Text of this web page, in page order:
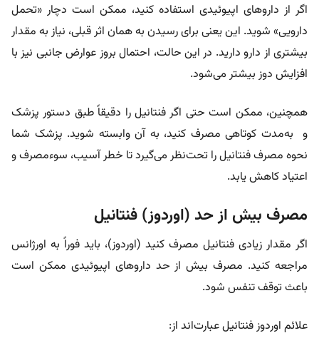
اگر از داروهای اپیوئیدی استفاده کنید، ممکن است دچار «تحمل
دارویی» شوید. این یعنی برای رسیدن به همان اثر قبلی، نیاز به مقدار
بیشتری از دارو دارید. در این حالت، احتمال بروز عوارض جانبی نیز با
افزایش دوز بیشتر می‌شود.
همچنین، ممکن است حتی اگر فنتانیل را دقیقاً طبق دستور پزشک
و به‌مدت کوتاهی مصرف کنید، به آن وابسته شوید. پزشک شما
نحوه مصرف فنتانیل را تحت‌نظر می‌گیرد تا خطر آسیب، سوءمصرف و
اعتیاد کاهش یابد.
مصرف بیش از حد (اوردوز) فنتانیل
اگر مقدار زیادی فنتانیل مصرف کنید (اوردوز)، باید فوراً به اورژانس
مراجعه کنید. مصرف بیش از حد داروهای اپیوئیدی ممکن است
باعث توقف تنفس شود.
علائم اوردوز فنتانیل عبارت‌اند از: